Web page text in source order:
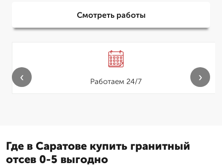
Смотреть работы
Работаем 24/7
‹ ›
Где в Саратове купить гранитный
отсев 0-5 выгодно